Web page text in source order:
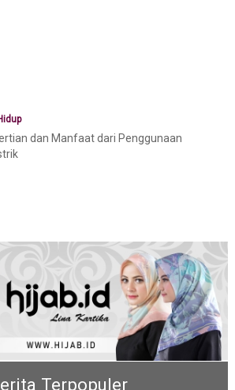
dan Manfaat dari Penggunaan
Terpopuler